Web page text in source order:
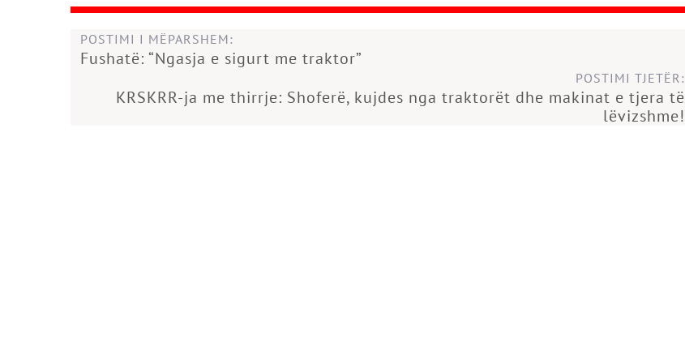
POSTIMI I MËPARSHEM:
Fushatë: “Ngasja e sigurt me traktor”
POSTIMI TJETËR:
KRSKRR-ja me thirrje: Shoferë, kujdes nga traktorët dhe makinat e tjera të
lëvizshme!